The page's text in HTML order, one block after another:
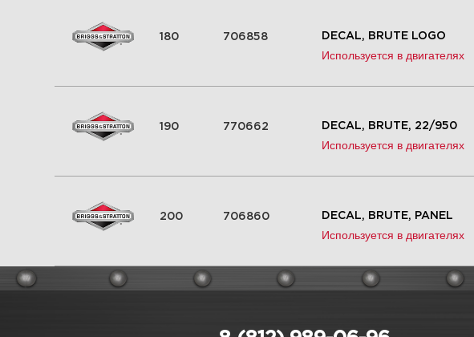
180 706858 DECAL, BRUTE LOGO
Используется в двигателях
190 770662 DECAL, BRUTE, 22/950
Используется в двигателях
200 706860 DECAL, BRUTE, PANEL
Используется в двигателях